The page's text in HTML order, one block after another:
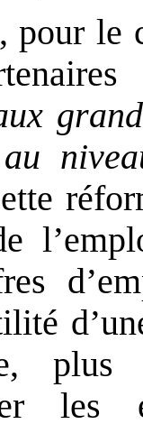
pour le
plus